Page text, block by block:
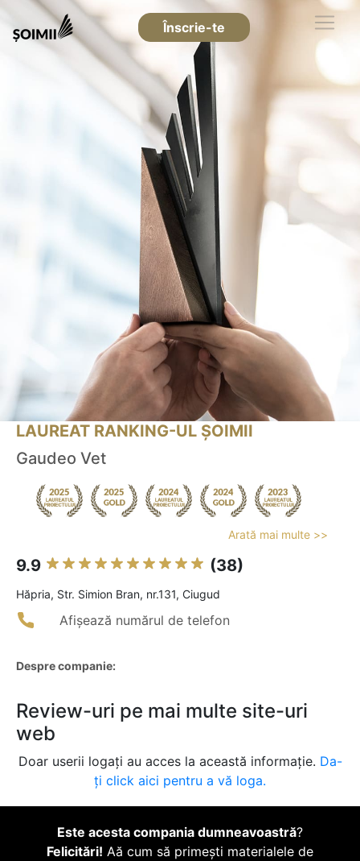
Înscrie-te
LAUREAT RANKING-UL ȘOIMII
Gaudeo Vet
Arată mai multe >>
9.9 (38)
Hăpria, Str. Simion Bran, nr.131, Ciugud
Afișează numărul de telefon
Despre companie:
Review-uri pe mai multe site-uri
web
Doar userii logați au acces la această informație. Da-
ți click aici pentru a vă loga.
Este acesta compania dumneavoastră?
Felicitări! Aă cum să primești materialele de